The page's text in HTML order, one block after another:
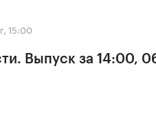
15:00
Выпуск за 14:00,